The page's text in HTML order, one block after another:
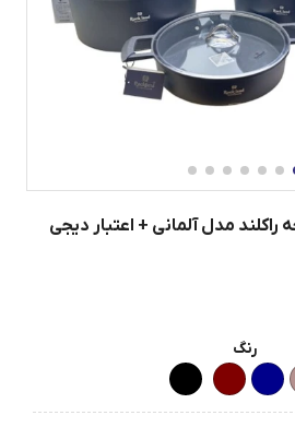
قابلمه 15 پارچه راکلند مدل آلمانی + اعتبار دیجی
رنگ